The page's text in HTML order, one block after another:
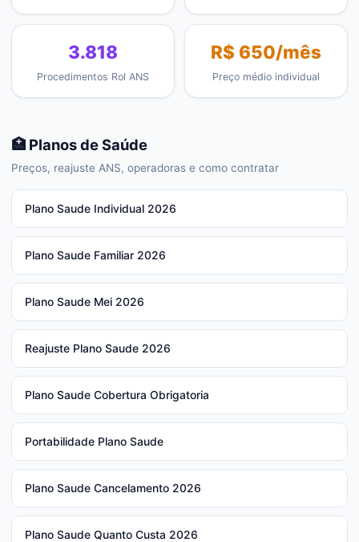
3.818
Procedimentos Rol ANS
R$ 650/mês
Preço médio individual
🏥 Planos de Saúde
Preços, reajuste ANS, operadoras e como contratar
Plano Saude Individual 2026
Plano Saude Familiar 2026
Plano Saude Mei 2026
Reajuste Plano Saude 2026
Plano Saude Cobertura Obrigatoria
Portabilidade Plano Saude
Plano Saude Cancelamento 2026
Plano Saude Quanto Custa 2026